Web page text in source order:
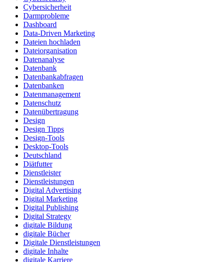
Cybersicherheit
Darmprobleme
Dashboard
Data-Driven Marketing
Dateien hochladen
Dateiorganisation
Datenanalyse
Datenbank
Datenbankabfragen
Datenbanken
Datenmanagement
Datenschutz
Datenübertragung
Design
Design Tipps
Design-Tools
Desktop-Tools
Deutschland
Diätfutter
Dienstleister
Dienstleistungen
Digital Advertising
Digital Marketing
Digital Publishing
Digital Strategy
digitale Bildung
digitale Bücher
Digitale Dienstleistungen
digitale Inhalte
digitale Karriere